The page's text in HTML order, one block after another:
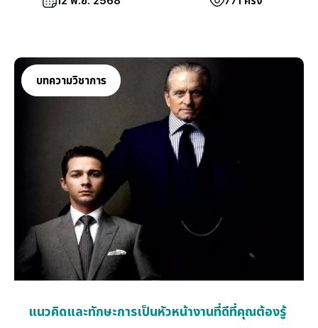
Wisdom Max Center เราเข้าใจถึงความสำคัญนี้ดี และเชื่อมั่น
บทความวิชาการ
แนวคิดและทักษะการเป็นหัวหน้างานที่ดีที่คุณต้องรู้